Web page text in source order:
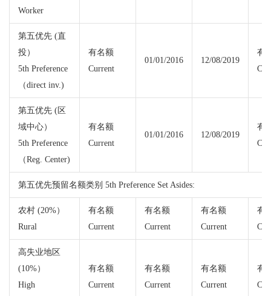
Worker
第五优先 (直
投）
5th Preference
（direct inv.)
有名额
Current
01/01/2016 12/08/2019
有
第五优先 (区
域中心）
5th Preference
（Reg. Center)
有名额
Current
01/01/2016 12/08/2019
有
第五优先预留名额类别 5th Preference Set Asides:
农村 (20%）
Rural
有名额
Current
有名额
Current
有名额
Current
有
高失业地区
(10%）
High
有名额
Current
有名额
Current
有名额
Current
有